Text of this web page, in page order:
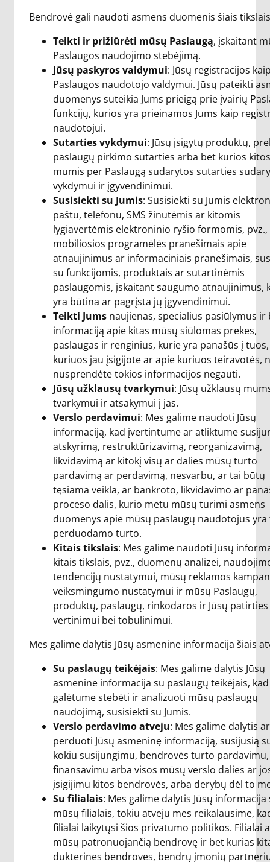
Bendrovė gali naudoti asmens duomenis šiais
Teikti ir prižiūrėti mūsų Paslaugą, įskaitant
Paslaugos naudojimo stebėjimą.
Jūsų paskyros valdymui: Jūsų registracijos
Paslaugos naudotojo valdymui. Jūsų pateikti
duomenys suteikia Jums prieigą prie įvairių
funkcijų, kurios yra prieinamos Jums kaip
naudotojui.
Sutarties vykdymui: Jūsų įsigytų produktų,
paslaugų pirkimo sutarties arba bet kurios
mumis per Paslaugą sudarytos sutarties
vykdymui ir įgyvendinimui.
Susisiekti su Jumis: Susisiekti su Jumis
paštu, telefonu, SMS žinutėmis ar kitomis
lygiavertėmis elektroninio ryšio formomis, pvz.,
mobiliosios programėlės pranešimais apie
atnaujinimus ar informaciniais pranešimais,
su funkcijomis, produktais ar sutartinėmis
paslaugomis, įskaitant saugumo atnaujinimus,
yra būtina ar pagrįsta jų įgyvendinimui.
Teikti Jums naujienas, specialius pasiūlymus ir
informaciją apie kitas mūsų siūlomas prekes,
paslaugas ir renginius, kurie yra panašūs į tuos,
kuriuos jau įsigijote ar apie kuriuos teiravotės,
nusprendėte tokios informacijos negauti.
Jūsų užklausų tvarkymui: Jūsų užklausų
tvarkymui ir atsakymui į jas.
Verslo perdavimui: Mes galime naudoti Jūsų
informaciją, kad įvertintume ar atliktume
atskyrimą, restruktūrizavimą, reorganizavimą,
likvidavimą ar kitokį visų ar dalies mūsų turto
pardavimą ar perdavimą, nesvarbu, ar tai būtų
tęsiama veikla, ar bankroto, likvidavimo ar
proceso dalis, kurio metu mūsų turimi asmens
duomenys apie mūsų paslaugų naudotojus
perduodamo turto.
Kitais tikslais: Mes galime naudoti Jūsų
kitais tikslais, pvz., duomenų analizei,
tendencijų nustatymui, mūsų reklamos
veiksmingumo nustatymui ir mūsų Paslaugų,
produktų, paslaugų, rinkodaros ir Jūsų patirties
vertinimui bei tobulinimui.
Mes galime dalytis Jūsų asmenine informacija šiais
Su paslaugų teikėjais: Mes galime dalytis Jūsų
asmenine informacija su paslaugų teikėjais, kad
galėtume stebėti ir analizuoti mūsų paslaugų
naudojimą, susisiekti su Jumis.
Verslo perdavimo atveju: Mes galime dalytis
perduoti Jūsų asmeninę informaciją, susijusią
kokiu susijungimu, bendrovės turto pardavimu,
finansavimu arba visos mūsų verslo dalies ar
įsigijimu kitos bendrovės, arba derybų dėl to
Su filialais: Mes galime dalytis Jūsų informacija
mūsų filialais, tokiu atveju mes reikalausime,
filialai laikytųsi šios privatumo politikos. Filialai
mūsų patronuojančią bendrovę ir bet kurias
dukterines bendroves, bendrų įmonių